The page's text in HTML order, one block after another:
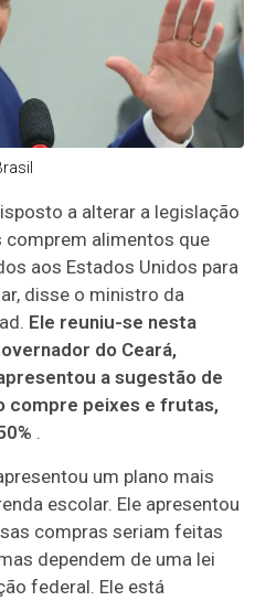
a alterar a legislação
comprem alimentos que
aos Estados Unidos para
disse o ministro da
Ele reuniu-se nesta
do Ceará,
a sugestão de
compre peixes e frutas,
.
um plano mais
escolar. Ele apresentou
compras seriam feitas
dependem de uma lei
federal. Ele está